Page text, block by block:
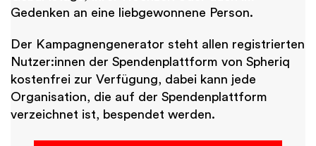
Gedenken an eine liebgewonnene Person.
Der Kampagnengenerator steht allen registrierten
Nutzer:innen der Spendenplattform von Spheriq
kostenfrei zur Verfügung, dabei kann jede
Organisation, die auf der Spendenplattform
verzeichnet ist, bespendet werden.